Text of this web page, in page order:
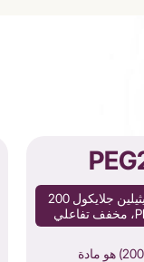
ثنائي ميثاكريلات ثنائي الوظيفة، بولي إيثيلين جلايكول 200
ثنائي ميثاكريلات البولي إيثيلين جلايكول (200) هو مادة